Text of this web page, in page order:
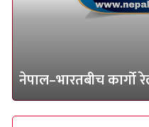
नेपाल–भारतबीच कार्गो